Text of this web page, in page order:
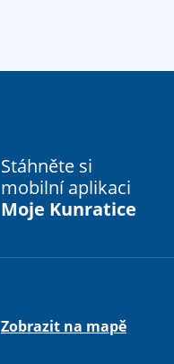
Stáhněte si
mobilní aplikaci
Moje Kunratice
Zobrazit na mapě